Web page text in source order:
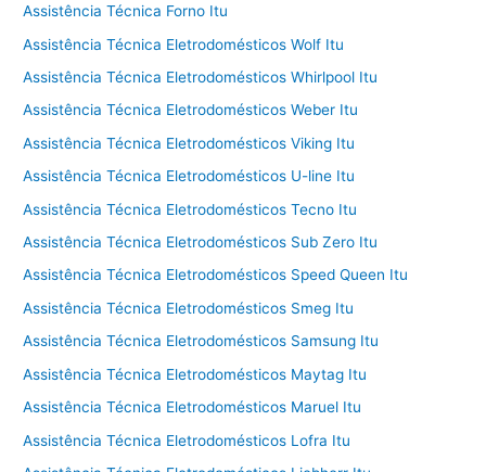
Assistência Técnica Forno Itu
Assistência Técnica Eletrodomésticos Wolf Itu
Assistência Técnica Eletrodomésticos Whirlpool Itu
Assistência Técnica Eletrodomésticos Weber Itu
Assistência Técnica Eletrodomésticos Viking Itu
Assistência Técnica Eletrodomésticos U-line Itu
Assistência Técnica Eletrodomésticos Tecno Itu
Assistência Técnica Eletrodomésticos Sub Zero Itu
Assistência Técnica Eletrodomésticos Speed Queen Itu
Assistência Técnica Eletrodomésticos Smeg Itu
Assistência Técnica Eletrodomésticos Samsung Itu
Assistência Técnica Eletrodomésticos Maytag Itu
Assistência Técnica Eletrodomésticos Maruel Itu
Assistência Técnica Eletrodomésticos Lofra Itu